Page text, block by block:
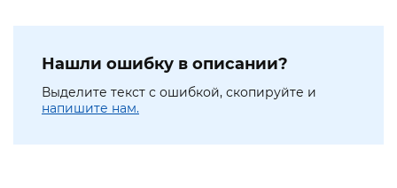
Нашли ошибку в описании?
Выделите текст с ошибкой, скопируйте и
напишите нам.